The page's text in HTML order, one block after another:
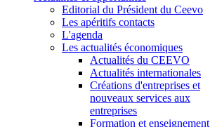
Editorial du Président du Ceevo
Les apéritifs contacts
L'agenda
Les actualités économiques
Actualités du CEEVO
Actualités internationales
Créations d'entreprises et
nouveaux services aux
entreprises
Formation et enseignement